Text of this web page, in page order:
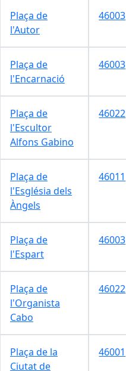
Plaça de
l'Autor
46003
Plaça de
l'Encarnació
46003
Plaça de
l'Escultor
Alfons Gabino
46022
Plaça de
l'Església dels
Àngels
46011
Plaça de
l'Espart
46003
Plaça de
l'Organista
Cabo
46022
Plaça de la
Ciutat de
46001